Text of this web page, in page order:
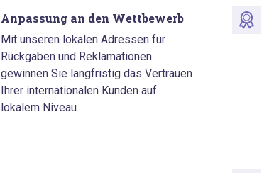
Anpassung an den Wettbewerb
Mit unseren lokalen Adressen für
Rückgaben und Reklamationen
gewinnen Sie langfristig das Vertrauen
Ihrer internationalen Kunden auf
lokalem Niveau.